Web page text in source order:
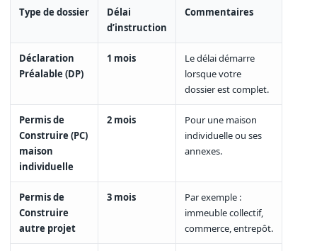
Type de dossier
Délai
d’instruction
Commentaires
Déclaration
Préalable (DP)
1 mois
Le délai démarre
lorsque votre
dossier est complet.
Permis de
Construire (PC)
maison
individuelle
2 mois
Pour une maison
individuelle ou ses
annexes.
Permis de
Construire
autre projet
3 mois
Par exemple :
immeuble collectif,
commerce, entrepôt.